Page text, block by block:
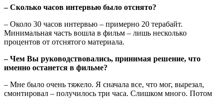
– Сколько часов интервью было отснято?
– Около 30 часов интервью – примерно 20 терабайт.
Минимальная часть вошла в фильм – лишь несколько
процентов от отснятого материала.
– Чем Вы руководствовались, принимая решение, что
именно останется в фильме?
– Мне было очень тяжело. Я сначала все, что мог, вырезал,
смонтировал – получилось три часа. Слишком много. Потом